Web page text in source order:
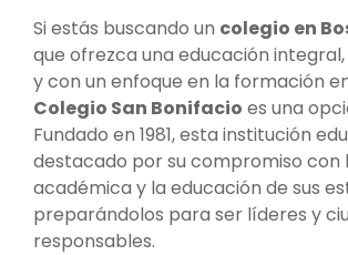
Si estás buscando un colegio en
que ofrezca una educación
y con un enfoque en la formación
Colegio San Bonifacio es una
Fundado en 1981, esta institución
destacado por su compromiso con
académica y la educación de sus
preparándolos para ser líderes y
responsables.